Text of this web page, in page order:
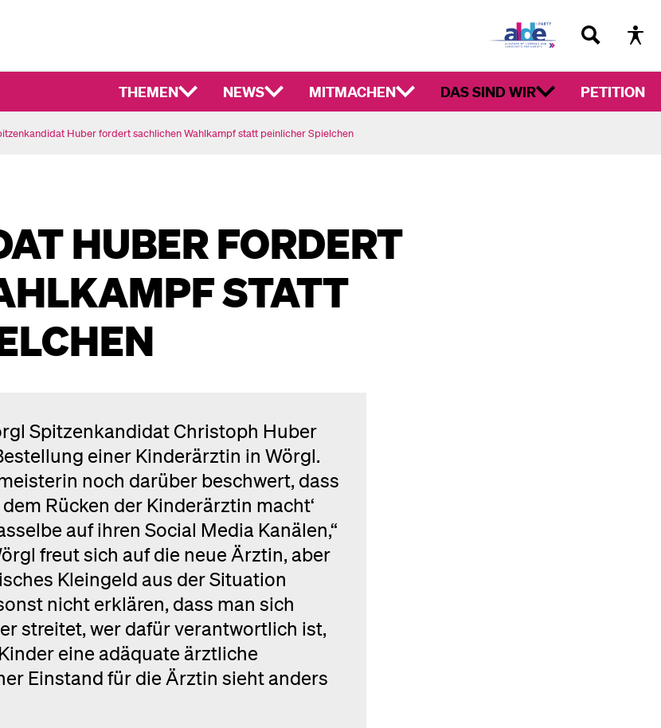
THEMEN NEWS MITMACHEN DAS SIND WIR PETITION
Huber fordert sachlichen Wahlkampf statt peinlicher Spielchen
HUBER FORDERT
STATT
Spitzenkandidat Christoph Huber
einer Kinderärztin in Wörgl.
noch darüber beschwert, dass
Rücken der Kinderärztin macht‘
auf ihren Social Media Kanälen,“
freut sich auf die neue Ärztin, aber
Kleingeld aus der Situation
nicht erklären, dass man sich
streitet, wer dafür verantwortlich ist,
eine adäquate ärztliche
Einstand für die Ärztin sieht anders